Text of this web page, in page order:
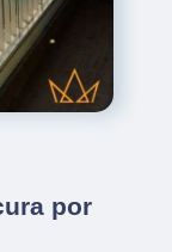
por